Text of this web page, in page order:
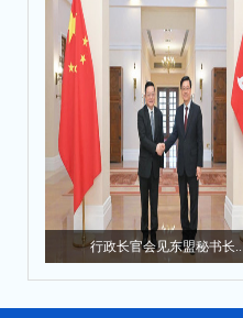
行政长官会见东盟秘书长..